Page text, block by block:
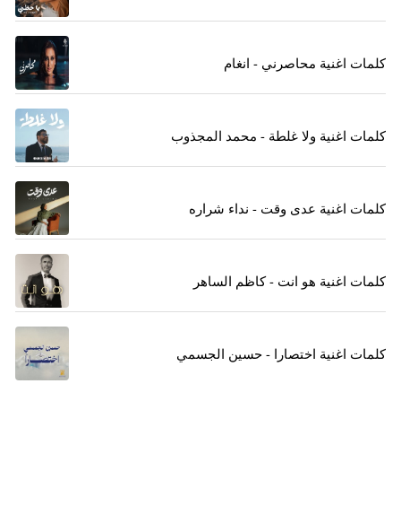
كلمات اغنية محاصرني - انغام
كلمات اغنية ولا غلطة - محمد المجذوب
كلمات اغنية عدى وقت - نداء شراره
كلمات اغنية هو انت - كاظم الساهر
كلمات اغنية اختصارا - حسين الجسمي